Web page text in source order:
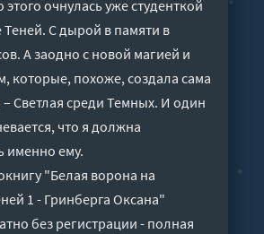
очнулась уже студенткой
Теней. С дырой в памяти в
А заодно с новой магией и
которые, похоже, создала сама
– Светлая среди Темных. И один
что я должна
именно ему.
"Белая ворона на
1 - Гринберга Оксана"
без регистрации - полная